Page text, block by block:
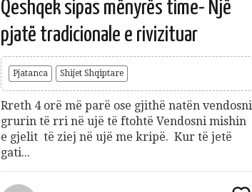
Qeshqek sipas mënyrës time- Një
pjatë tradicionale e rivizituar
Pjatanca Shijet Shqiptare
Rreth 4 orë më parë ose gjithë natën vendosni
grurin të rri në ujë të ftohtë Vendosni mishin
e gjelit të ziej në ujë me kripë. Kur të jetë
gati...